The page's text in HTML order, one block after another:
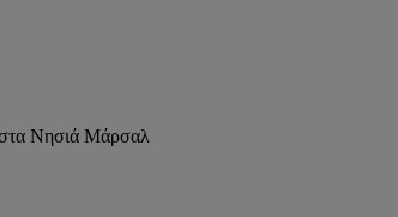
στα Νησιά Μάρσαλ